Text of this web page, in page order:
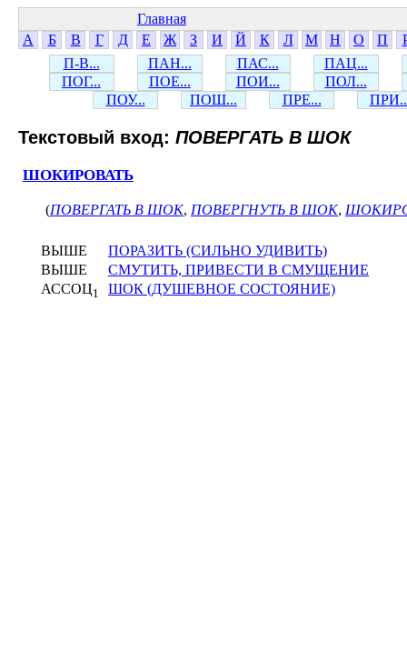
Главная
А
Б В Г Д Е Ж З И Й К Л М Н О П
П-В...
ПАН... ПАС...
ПАЦ...
ПОГ...
ПОЕ... ПОИ...
ПОЛ...
ПОУ...
ПОШ... ПРЕ...
Текстовый вход: ПОВЕРГАТЬ В ШОК
ШОКИРОВАТЬ
(ПОВЕРГАТЬ В ШОК, ПОВЕРГНУТЬ В ШОК,
ВЫШЕ
ПОРАЗИТЬ (СИЛЬНО УДИВИТЬ)
ВЫШЕ
СМУТИТЬ, ПРИВЕСТИ В СМУЩЕНИЕ
АССОЦ1 ШОК (ДУШЕВНОЕ СОСТОЯНИЕ)